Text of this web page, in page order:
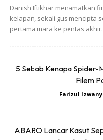
Danish Iftikhar menamatkan
kelapan, sekali gus mencipta
pertama mara ke pentas akhir.
5 Sebab Kenapa Spider-
Filem
Farizul
ABARO Lancar Kasut